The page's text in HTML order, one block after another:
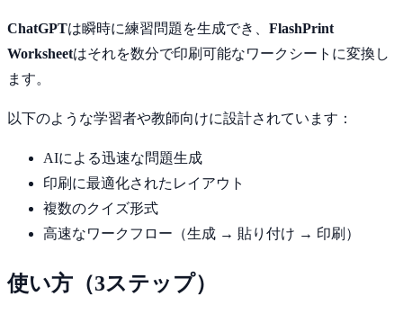
ChatGPTは瞬時に練習問題を生成でき、 FlashPrint
Worksheetはそれを数分で印刷可能なワークシートに変換し
ます。
以下のような学習者や教師向けに設計されています：
AIによる迅速な問題生成
印刷に最適化されたレイアウト
複数のクイズ形式
高速なワークフロー（生成 → 貼り付け → 印刷）
使い方（3ステップ）